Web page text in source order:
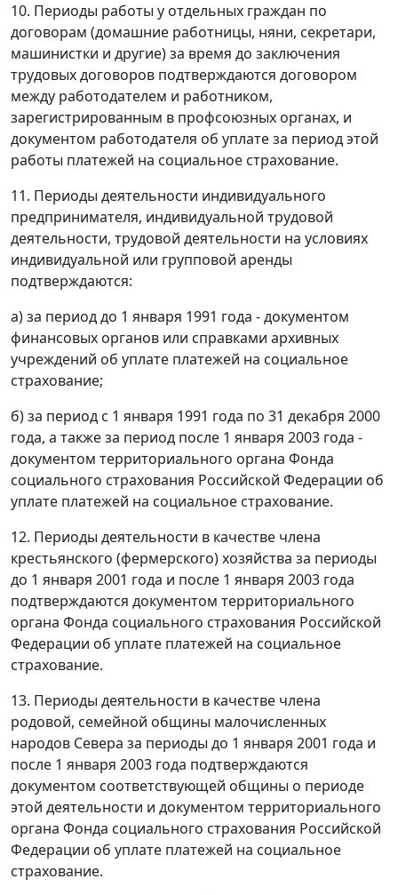
10. Периоды работы у отдельных граждан по
договорам (домашние работницы, няни, секретари,
машинистки и другие) за время до заключения
трудовых договоров подтверждаются договором
между работодателем и работником,
зарегистрированным в профсоюзных органах, и
документом работодателя об уплате за период этой
работы платежей на социальное страхование.
11. Периоды деятельности индивидуального
предпринимателя, индивидуальной трудовой
деятельности, трудовой деятельности на условиях
индивидуальной или групповой аренды
подтверждаются:
а) за период до 1 января 1991 года - документом
финансовых органов или справками архивных
учреждений об уплате платежей на социальное
страхование;
б) за период с 1 января 1991 года по 31 декабря 2000
года, а также за период после 1 января 2003 года -
документом территориального органа Фонда
социального страхования Российской Федерации об
уплате платежей на социальное страхование.
12. Периоды деятельности в качестве члена
крестьянского (фермерского) хозяйства за периоды
до 1 января 2001 года и после 1 января 2003 года
подтверждаются документом территориального
органа Фонда социального страхования Российской
Федерации об уплате платежей на социальное
страхование.
13. Периоды деятельности в качестве члена
родовой, семейной общины малочисленных
народов Севера за периоды до 1 января 2001 года и
после 1 января 2003 года подтверждаются
документом соответствующей общины о периоде
этой деятельности и документом территориального
органа Фонда социального страхования Российской
Федерации об уплате платежей на социальное
страхование.